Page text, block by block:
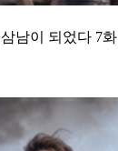
남이 되었다 7화